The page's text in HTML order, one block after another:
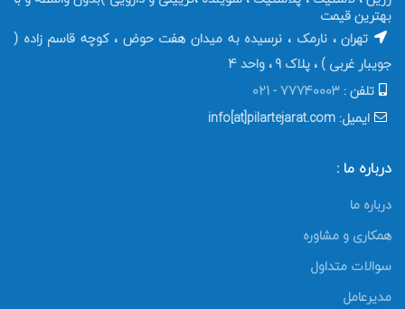
بهترین قیمت
تهران ، نارمک ، نرسیده به میدان هفت حوض ، کوچه قاسم زاده (
جویبار غربی ) ، پلاک 9 ، واحد 4
تلفن : 77740003 - 021
ایمیل: info[at]pilartejarat.com
درباره ما :
درباره ما
همکاری و مشاوره
سوالات متداول
مدیرعامل